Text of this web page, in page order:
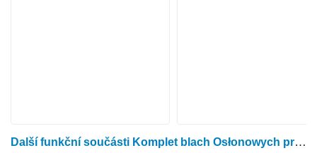
Další funkční součásti Komplet blach Osłonowych pro rotačního kukuřičného adaptéru Kemper 345